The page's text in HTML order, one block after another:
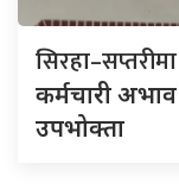
सिरहा–सप्तरीमा
कर्मचारी
उपभोक्ता